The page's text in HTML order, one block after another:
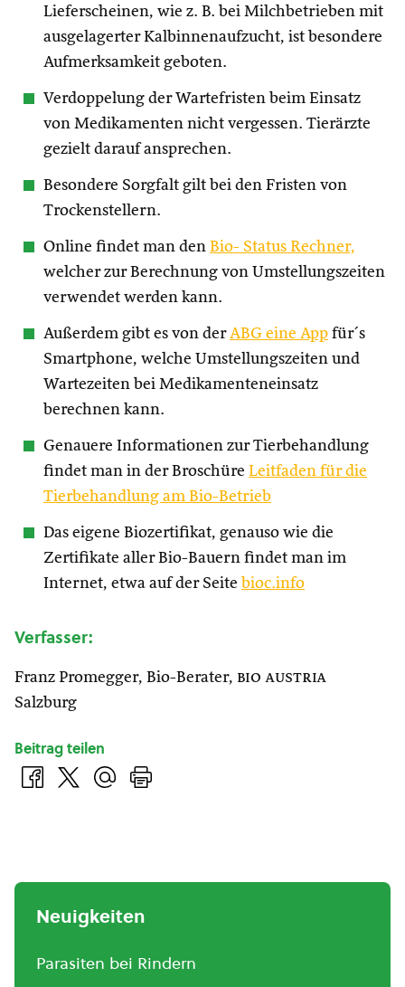
Lieferscheinen, wie z. B. bei Milchbetrieben mit
ausgelagerter Kalbinnenaufzucht, ist besondere
Aufmerksamkeit geboten.
Verdoppelung der Wartefristen beim Einsatz
von Medikamenten nicht vergessen. Tierärzte
gezielt darauf ansprechen.
Besondere Sorgfalt gilt bei den Fristen von
Trockenstellern.
Online findet man den Bio- Status Rechner,
welcher zur Berechnung von Umstellungszeiten
verwendet werden kann.
Außerdem gibt es von derABG eine App für´s
Smartphone, welche Umstellungszeiten und
Wartezeiten bei Medikamenteneinsatz
berechnen kann.
Genauere Informationen zur Tierbehandlung
findet man in der Broschüre Leitfaden für die
Tierbehandlung am Bio-Betrieb
Das eigene Biozertifikat, genauso wie die
Zertifikate aller Bio-Bauern findet man im
Internet, etwa auf der Seite bioc.info
Verfasser:
Franz Promegger, Bio-Berater, bio austria
Salzburg
Beitrag teilen
Neuigkeiten
Parasiten bei Rindern